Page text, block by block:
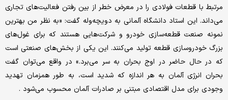
مرتبط با قطعات فولادی را در معرض خطر از بین رفتن فعالیت‌های تجاری
می‌داند. این استاد دانشگاه آلمانی به دویچه‌وله گفت: «به نظر من بهترین
نمونه صنعت قطعه‌سازی خودرو و شرکت‌هایی هستند که برای غول‌های
بزرگ خودروسازی قطعه تولید می‌کنند. این یکی از بخش‌های صنعتی است
که در حال حاضر در اوج بحران به سر می‌برد.» در واقع می‌توان گفت
بحران انرژی آلمان به هر اندازه که شدید است، به طور همزمان تهدید
وجودی برای مدل اقتصادی مبتنی بر صادرات آلمان محسوب می‌شود .